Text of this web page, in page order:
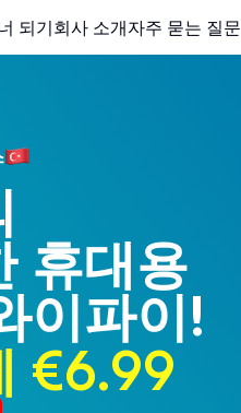
되기회사 소개자주 묻는 질문
휴대용
이파이!
€6.99